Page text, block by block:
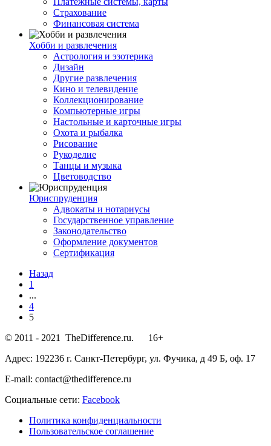
Страхование
Финансовая система
Хобби и развлечения
Астрология и эзотерика
Дизайн
Другие развлечения
Кино и телевидение
Коллекционирование
Компьютерные игры
Настольные и карточные игры
Охота и рыбалка
Рисование
Рукоделие
Танцы и музыка
Цветоводство
Юриспруденция
Адвокаты и нотариусы
Государственное управление
Законодательство
Оформление документов
Сертификация
Назад
1
...
4
5
© 2011 - 2021 TheDifference.ru. 16+
Адрес: 192236 г. Санкт-Петербург, ул. Фучика, д 49 Б, оф. 17
E-mail: contact@thedifference.ru
Социальные сети: Facebook
Политика конфиденциальности
Пользовательское соглашение